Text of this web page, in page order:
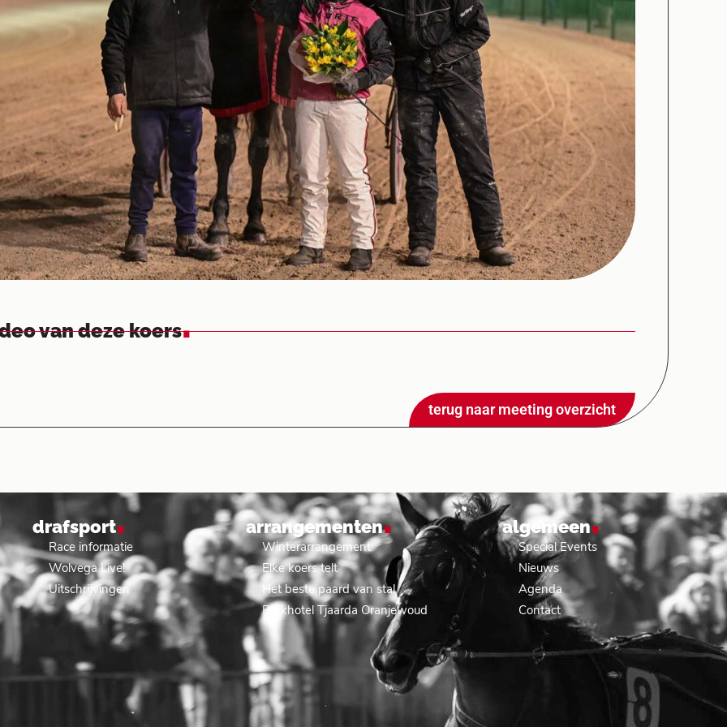
van deze koers.
terug naar meeting overzicht
drafsport.
Race informatie
Wolvega Live!
Uitschrijvingen
arrangementen.
Winterarrangement
Elke koers telt
Het beste paard van stal
Parkhotel Tjaarda Oranjewoud
algemeen.
Special Events
Nieuws
Agenda
Contact